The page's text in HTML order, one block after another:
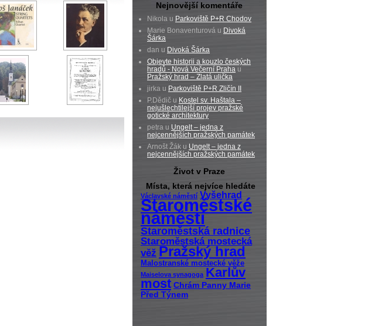
Nejnovější komentáře
Nikola u Parkoviště P+R Chodov
Marie Bonaventurová u Divoká
Šárka
dan u Divoká Šárka
Objevte historii a kouzlo českých
hradů - Nová Večerní Praha u
Pražský hrad – Zlatá ulička
jirka u Parkoviště P+R Zličín II
P.Dědič u Kostel sv. Haštala –
nejušlechtilejší projev pražské
gotické architektury
petra u Ungelt – jedna z
nejcennějších pražských památek
Arnošt Žák u Ungelt – jedna z
nejcennějších pražských památek
Život v Praze
Místa, která nejvíce hledáte
Václavské náměstí Vyšehrad
Staroměstské
náměstí
Staroměstská radnice
Staroměstská mostecká
věž Pražský hrad
Malostranské mostecké věže
Maiselova synagoga Karlův
most Chrám Panny Marie
Před Týnem